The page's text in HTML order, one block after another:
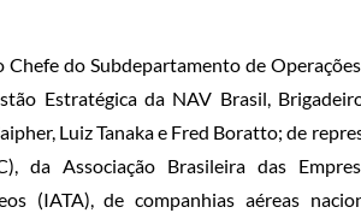
do Subdepartamento de
Estratégica da NAV Brasil,
Luiz Tanaka e Fred Boratto; de
da Associação Brasileira das
(IATA), de companhias aéreas